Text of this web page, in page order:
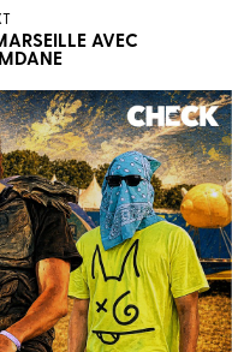
AVEC